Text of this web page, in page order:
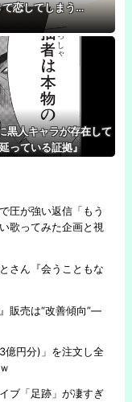
恋してしまう…
黒人キャラが存在して
っている証拠』
圧が強い返信「もう
歌ってみた企画と視
さん『会うこともな
販売は“改善傾向”―
億円分)」を注文し全
ブ「足跡」が凄すぎ